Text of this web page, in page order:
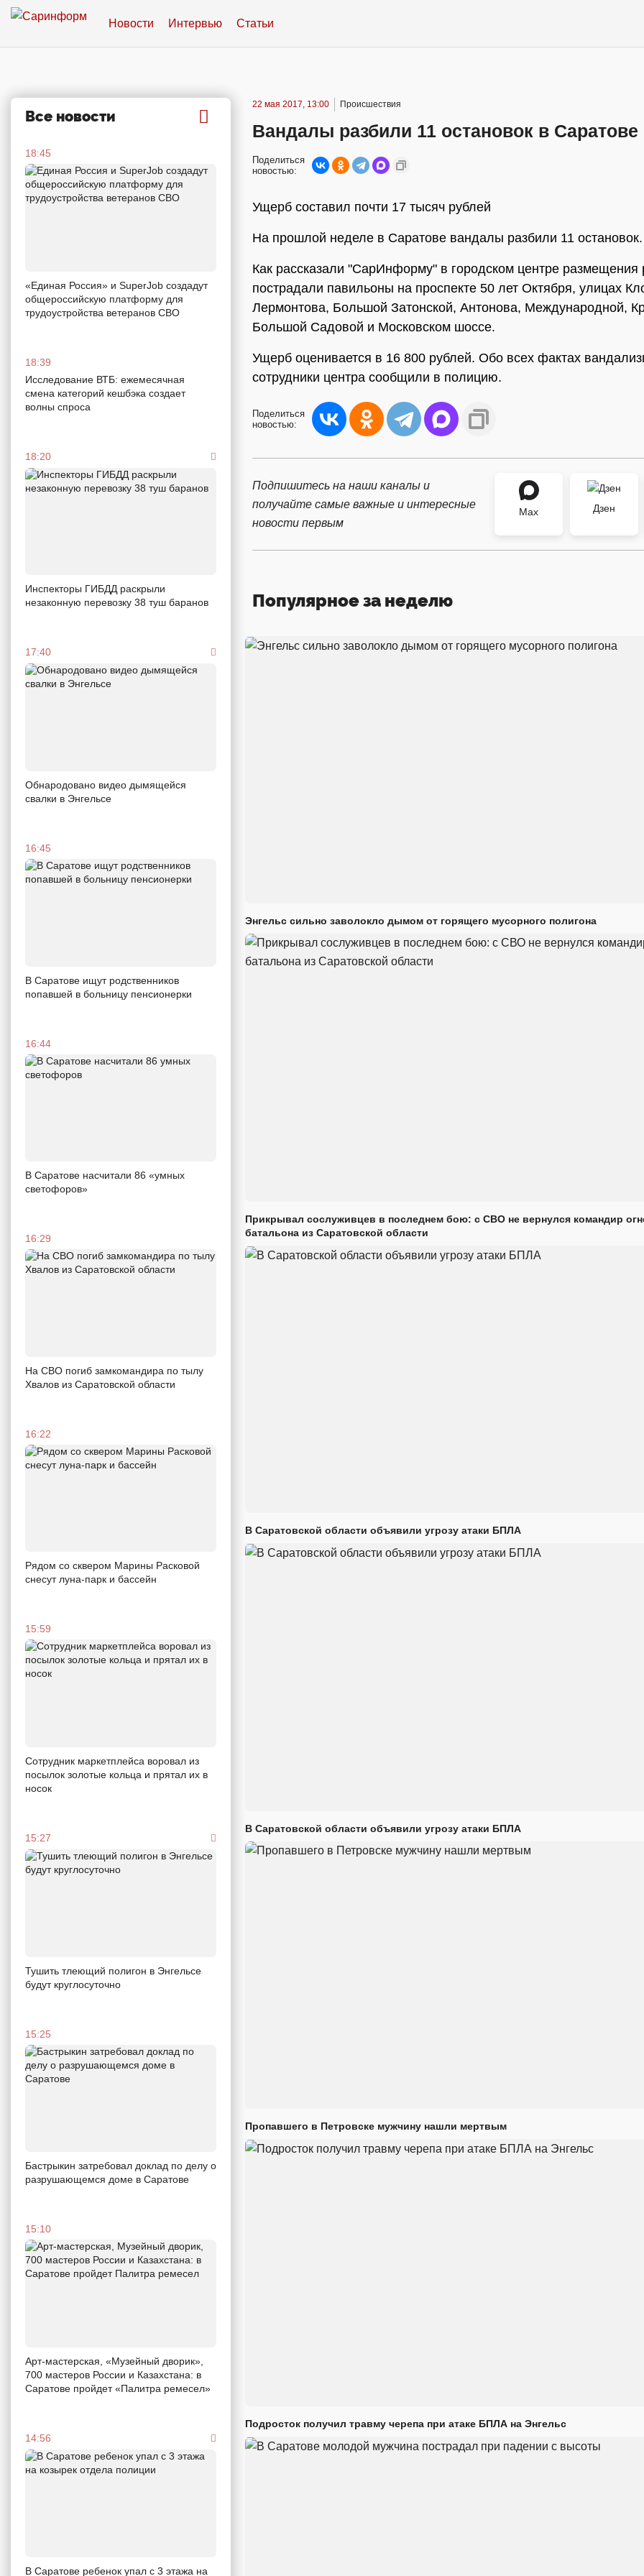
Новости Интервью Статьи
Все новости
18:45
«Единая Россия» и SuperJob создадут
общероссийскую платформу для
трудоустройства ветеранов СВО
18:39
Исследование ВТБ: ежемесячная
смена категорий кешбэка создает
волны спроса
18:20
Инспекторы ГИБДД раскрыли
незаконную перевозку 38 туш баранов
17:40
Обнародовано видео дымящейся
свалки в Энгельсе
16:45
В Саратове ищут родственников
попавшей в больницу пенсионерки
16:44
В Саратове насчитали 86 «умных
светофоров»
16:29
На СВО погиб замкомандира по тылу
Хвалов из Саратовской области
16:22
Рядом со сквером Марины Расковой
снесут луна-парк и бассейн
15:59
Сотрудник маркетплейса воровал из
посылок золотые кольца и прятал их в
носок
15:27
Тушить тлеющий полигон в Энгельсе
будут круглосуточно
15:25
Бастрыкин затребовал доклад по делу о
разрушающемся доме в Саратове
15:10
Арт-мастерская, «Музейный дворик»,
700 мастеров России и Казахстана: в
Саратове пройдет «Палитра ремесел»
14:56
В Саратове ребенок упал с 3 этажа на
22 мая 2017, 13:00 Происшествия
Вандалы разбили 11 остановок в Саратове
Поделиться
новостью:
Ущерб составил почти 17 тысяч рублей
На прошлой неделе в Саратове вандалы разбили 11 остановок.
Как рассказали "СарИнформу" в городском центре размещения
пострадали павильоны на проспекте 50 лет Октября, улицах
Лермонтова, Большой Затонской, Антонова, Международной,
Большой Садовой и Московском шоссе.
Ущерб оценивается в 16 800 рублей. Обо всех фактах
сотрудники центра сообщили в полицию.
Поделиться
новостью:
Подпишитесь на наши каналы и
получайте самые важные и интересные
новости первым
Max
Дзен
Популярное за неделю
Энгельс сильно заволокло дымом от горящего мусорного полигона
Прикрывал сослуживцев в последнем бою: с СВО не вернулся командир
батальона из Саратовской области
В Саратовской области объявили угрозу атаки БПЛА
В Саратовской области объявили угрозу атаки БПЛА
Пропавшего в Петровске мужчину нашли мертвым
Подросток получил травму черепа при атаке БПЛА на Энгельс